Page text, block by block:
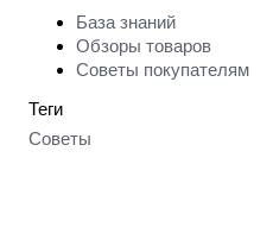
База знаний
Обзоры товаров
Советы покупателям
Теги
Советы